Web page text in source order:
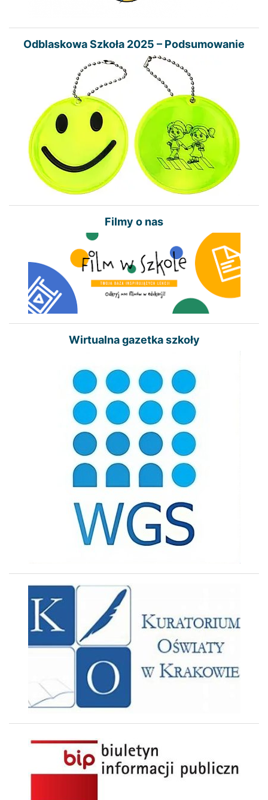
Odblaskowa Szkoła 2025 – Podsumowanie
Filmy o nas
Wirtualna gazetka szkoły